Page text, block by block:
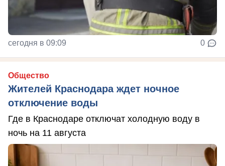
сегодня в 09:09 0
Общество
Жителей Краснодара ждет ночное
отключение воды
Где в Краснодаре отключат холодную воду в
ночь на 11 августа